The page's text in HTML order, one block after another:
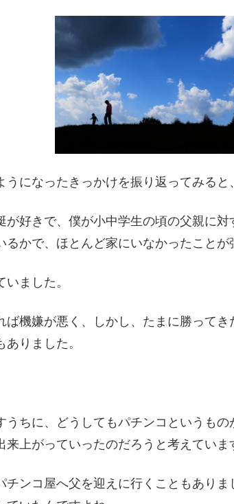
うになったきっかけを振り返ってみると
が好きで、僕が小中学生の頃の父親に
るかで、ほとんど家にいなかったことが
ました。
ば機嫌が悪く、しかし、たまに勝って
りました。
うちに、どうしてもパチンコというもの
来上がっていったのだろうと考えていま
チンコ屋へ父を迎えに行くこともあり